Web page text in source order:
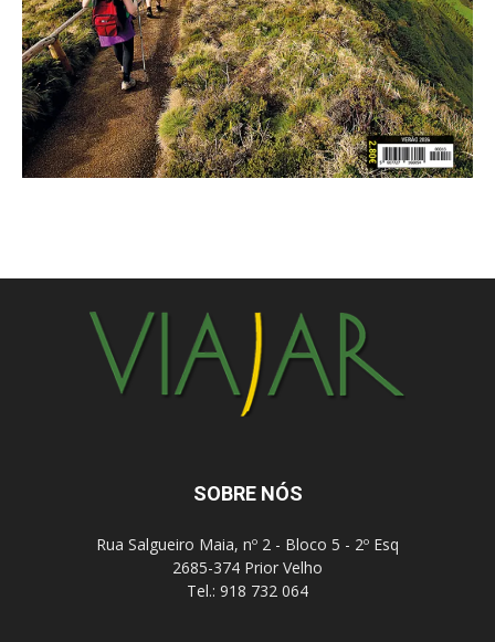
SOBRE NÓS
Rua Salgueiro Maia, nº 2 - Bloco 5 - 2º Esq
2685-374 Prior Velho
Tel.: 918 732 064